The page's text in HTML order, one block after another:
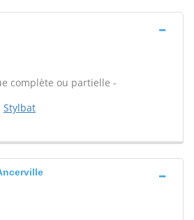
complète ou partielle -
Stylbat